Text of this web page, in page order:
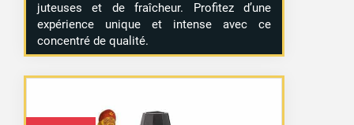
juteuses et de fraîcheur. Profitez d’une
expérience unique et intense avec ce
concentré de qualité.